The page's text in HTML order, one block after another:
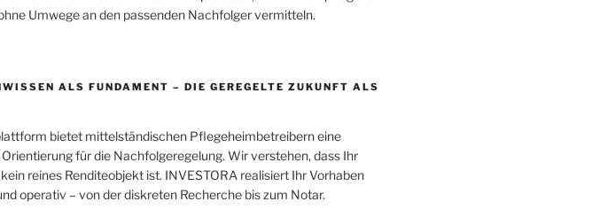
Umwege an den passenden Nachfolger vermitteln.
ALS FUNDAMENT – DIE GEREGELTE ZUKUNFT ALS
bietet mittelständischen Pflegeheimbetreibern eine
für die Nachfolgeregelung. Wir verstehen, dass Ihr
reines Renditeobjekt ist. INVESTORA realisiert Ihr Vorhaben
operativ – von der diskreten Recherche bis zum Notar.